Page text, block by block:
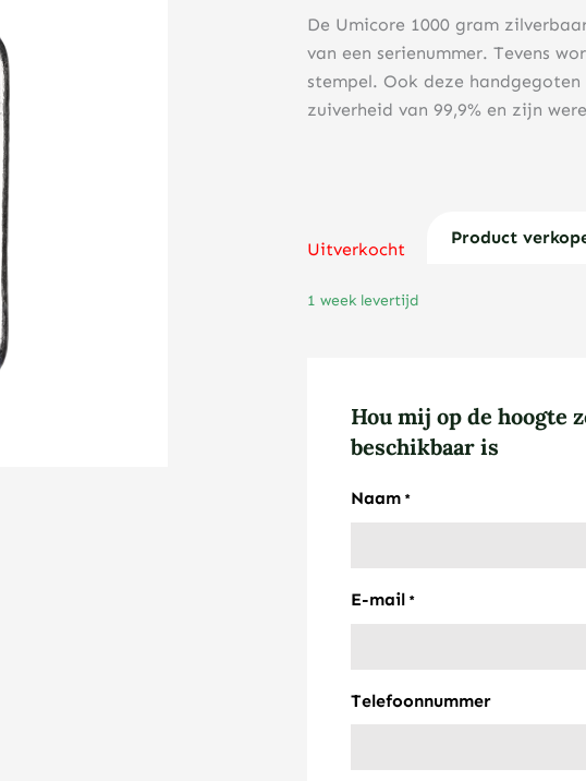
De Umicore 1000 gram
van een serienummer. Tevens
stempel. Ook deze
zuiverheid van 99,9% en zijn
Uitverkocht
Product
1 week levertijd
Hou mij op de hoogte
beschikbaar is
Naam *
E-mail *
Telefoonnummer